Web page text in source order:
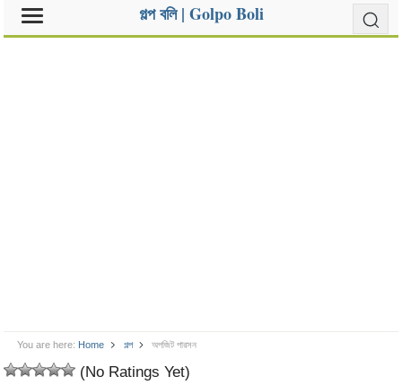
গল্প বলি | Golpo Boli
You are here: Home গল্প অপজিট পারসন
(No Ratings Yet)